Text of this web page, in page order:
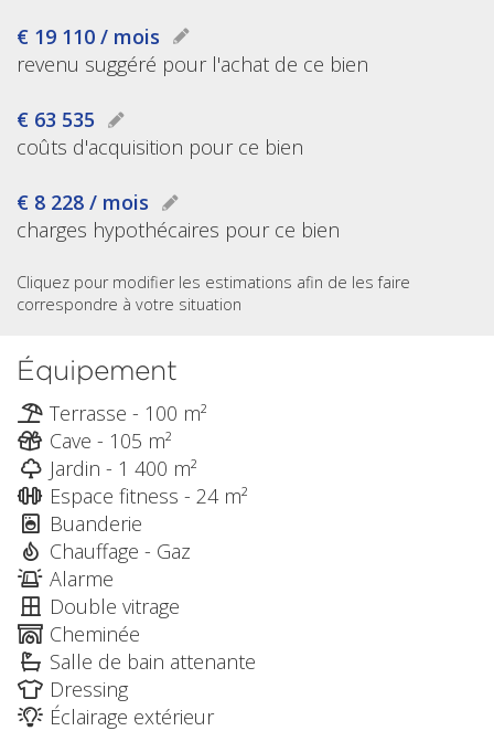
€ 19 110 / mois
revenu suggéré pour l'achat de ce bien
€ 63 535
coûts d'acquisition pour ce bien
€ 8 228 / mois
charges hypothécaires pour ce bien
Cliquez pour modifier les estimations afin de les faire
correspondre à votre situation
Équipement
Terrasse - 100 m²
Cave - 105 m²
Jardin - 1 400 m²
Espace fitness - 24 m²
Buanderie
Chauffage - Gaz
Alarme
Double vitrage
Cheminée
Salle de bain attenante
Dressing
Éclairage extérieur